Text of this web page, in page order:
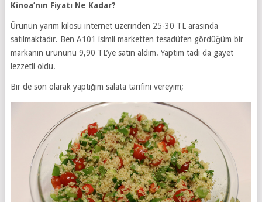
Kinoa’nın Fiyatı Ne Kadar?
Ürünün yarım kilosu internet üzerinden 25-30 TL arasında
satılmaktadır. Ben A101 isimli marketten tesadüfen gördüğüm bir
markanın ürününü 9,90 TL’ye satın aldım. Yaptım tadı da gayet
lezzetli oldu.
Bir de son olarak yaptığım salata tarifini vereyim;